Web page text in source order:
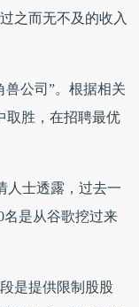
之而无不及的收入
公司”。根据相关
取胜，在招聘最优
人士透露，过去一
名是从谷歌挖过来
是提供限制股股